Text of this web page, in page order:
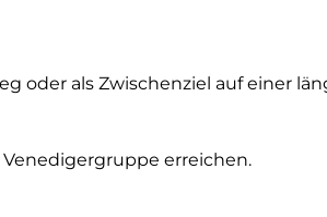
oder als Zwischenziel auf einer
erreichen.